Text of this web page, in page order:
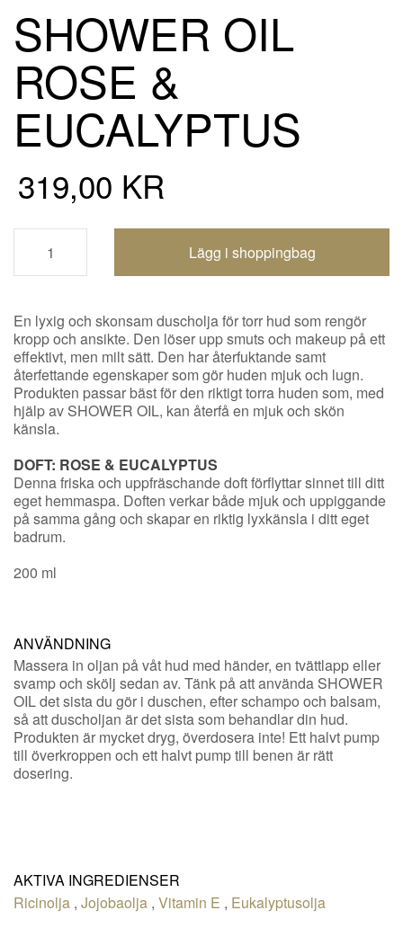
SHOWER OIL
ROSE &
EUCALYPTUS
319,00 KR
Shoppingbagen uppdaterad
En lyxig och skonsam duscholja för torr hud som rengör
kropp och ansikte. Den löser upp smuts och makeup på ett
effektivt, men milt sätt. Den har återfuktande samt
återfettande egenskaper som gör huden mjuk och lugn.
Produkten passar bäst för den riktigt torra huden som, med
hjälp av SHOWER OIL, kan återfå en mjuk och skön
känsla.
DOFT: ROSE & EUCALYPTUS
Denna friska och uppfräschande doft förflyttar sinnet till ditt
eget hemmaspa. Doften verkar både mjuk och uppiggande
på samma gång och skapar en riktig lyxkänsla i ditt eget
badrum.
200 ml
ANVÄNDNING
Massera in oljan på våt hud med händer, en tvättlapp eller
svamp och skölj sedan av. Tänk på att använda SHOWER
OIL det sista du gör i duschen, efter schampo och balsam,
så att duscholjan är det sista som behandlar din hud.
Produkten är mycket dryg, överdosera inte! Ett halvt pump
till överkroppen och ett halvt pump till benen är rätt
dosering.
AKTIVA INGREDIENSER
Ricinolja , Jojobaolja , Vitamin E , Eukalyptusolja